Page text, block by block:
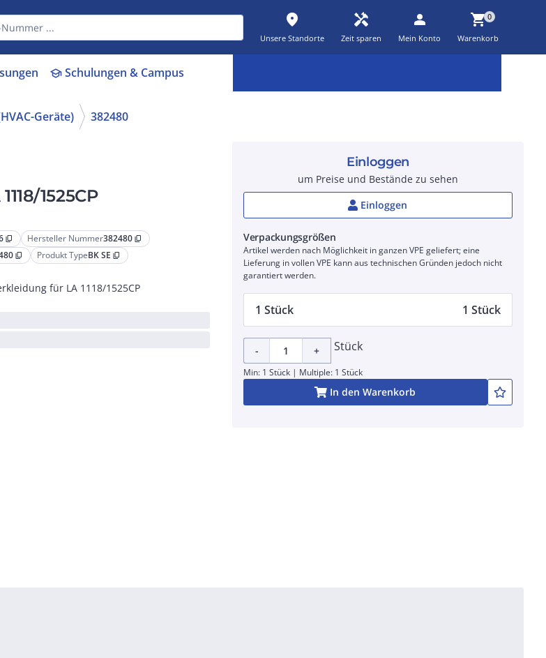
place
Unsere Standorte
handyman
Zeit sparen
person
Mein Konto
shopping_cart0
Warenkorb
schoolSchulungen & Campus
Geräte) 382480
1525CP
content_copy Hersteller Nummer382480 content_copy
content_copy Produkt TypeBK SE content_copy
für LA 1118/1525CP
Einloggen
um Preise und Bestände zu sehen
Einloggen
Verpackungsgrößen
Artikel werden nach Möglichkeit in ganzen VPE geliefert; eine
Lieferung in vollen VPE kann aus technischen Gründen jedoch nicht
garantiert werden.
1 Stück 1 Stück
- + Stück
Min: 1 Stück | Multiple: 1 Stück
In den Warenkorb